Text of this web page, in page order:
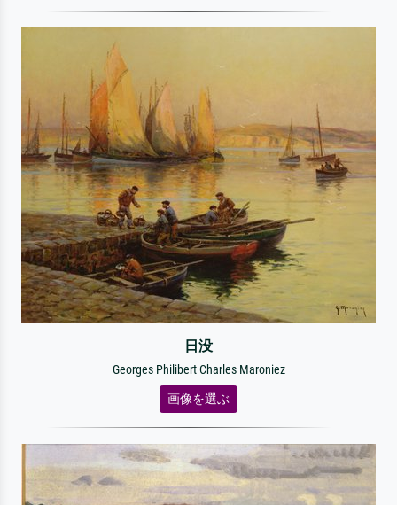
日没
Georges Philibert Charles Maroniez
画像を選ぶ